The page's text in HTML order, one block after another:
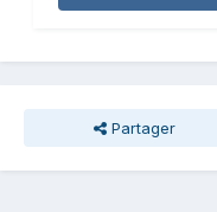
Partager